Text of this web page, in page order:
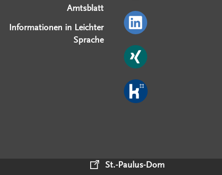
Amtsblatt
Informationen in Leichter
Sprache
St.-Paulus-Dom